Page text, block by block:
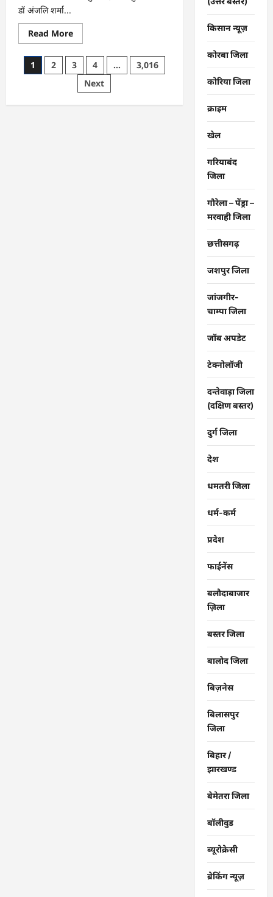
डॉ अंजलि शर्मा...
Read MoreRead
more
CG
:
मोती
महल
में
Posts
1 2 3 4 …
3,016
Next
किसान न्यूज़
कोरबा जिला
कोरिया जिला
क्राइम
खेल
गरियाबंद
जिला
गौरेला – पेंड्रा –
मरवाही जिला
छत्तीसगढ़
जशपुर जिला
जांजगीर-
चाम्पा जिला
जॉब अपडेट
टेक्नोलॉजी
दन्तेवाड़ा जिला
(दक्षिण बस्तर)
दुर्ग जिला
देश
धमतरी जिला
धर्म-कर्म
प्रदेश
फाईनेंस
बलौदाबाजार
ज़िला
बस्तर जिला
बालोद जिला
बिज़नेस
बिलासपुर
जिला
बिहार /
झारखण्ड
बेमेतरा जिला
बॉलीवुड
ब्यूरोक्रेसी
ब्रेकिंग न्यूज़